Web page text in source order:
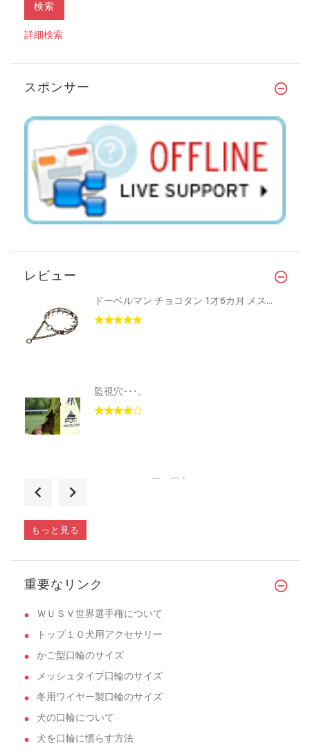
詳細検索
スポンサー
レビュー
ドーベルマン チョコタン 1才6カ月 メス...
監視穴･･･。
G.シェパード用に購入。
�...
もっと見る
重要なリンク
ＷＵＳＶ世界選手権について
トップ１０犬用アクセサリー
かご型口輪のサイズ
メッシュタイプ口輪のサイズ
冬用ワイヤー製口輪のサイズ
犬の口輪について
犬を口輪に慣らす方法